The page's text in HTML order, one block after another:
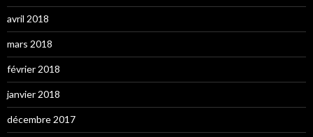
avril 2018
mars 2018
février 2018
janvier 2018
décembre 2017